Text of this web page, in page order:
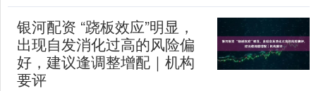
银河配资 “跷板效应”明显，
出现自发消化过高的风险偏
好，建议逢调整增配｜机构
要评